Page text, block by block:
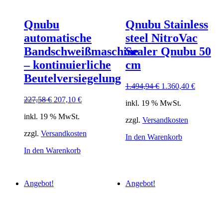
Qnubu
automatische
Bandschweißmaschine
– kontinuierliche
Beutelversiegelung
227,58€ Ursprünglicher
war:
207,10 €Aktueller
inkl. 19 % MwSt.
zzgl. Versandkosten
In den Warenkorb
Qnubu Stainless
steel NitroVac
Sealer Qnubu 50
cm
1.494,94€ Ursprünglicher
war:
1.360,40 €
inkl. 19 % MwSt.
zzgl. Versandkosten
In den Warenkorb
Angebot! Angebot!